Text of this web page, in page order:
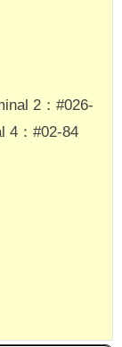
2：#026-
4：#02-84